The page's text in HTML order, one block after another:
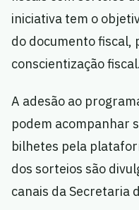
iniciativa tem o
do documento fiscal,
conscientização fiscal.
A adesão ao
podem acompanhar
bilhetes pela
dos sorteios são
canais da Secretaria